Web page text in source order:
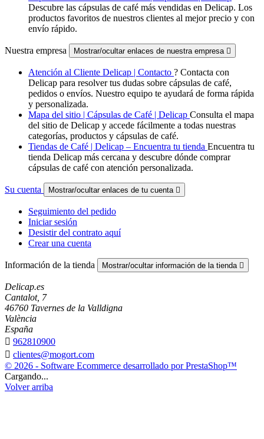
Descubre las cápsulas de café más vendidas en Delicap. Los
productos favoritos de nuestros clientes al mejor precio y con
envío rápido.
Nuestra empresa Mostrar/ocultar enlaces de nuestra empresa 
Atención al Cliente Delicap | Contacto ? Contacta con
Delicap para resolver tus dudas sobre cápsulas de café,
pedidos o envíos. Nuestro equipo te ayudará de forma rápida
y personalizada.
Mapa del sitio | Cápsulas de Café | Delicap Consulta el mapa
del sitio de Delicap y accede fácilmente a todas nuestras
categorías, productos y cápsulas de café.
Tiendas de Café | Delicap – Encuentra tu tienda Encuentra tu
tienda Delicap más cercana y descubre dónde comprar
cápsulas de café con atención personalizada.
Su cuenta Mostrar/ocultar enlaces de tu cuenta 
Seguimiento del pedido
Iniciar sesión
Desistir del contrato aquí
Crear una cuenta
Información de la tienda Mostrar/ocultar información de la tienda 
Delicap.es
Cantalot, 7
46760 Tavernes de la Valldigna
València
España
 962810900
 clientes@mogort.com
© 2026 - Software Ecommerce desarrollado por PrestaShop™
Cargando...
Volver arriba